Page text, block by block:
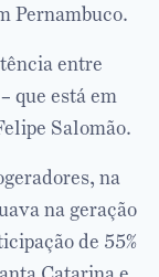
Pernambuco.
entre
que está em
Salomão.
na
na geração
de 55%